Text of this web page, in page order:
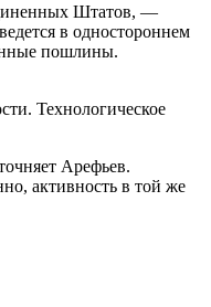
Штатов, —
в одностороннем
пошлины.
Технологическое
Арефьев.
активность в той же